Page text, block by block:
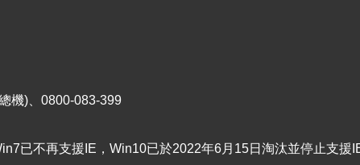
機)、0800-083-399
已不再支援IE，Win10已於2022年6月15日淘汰並停止支援IE